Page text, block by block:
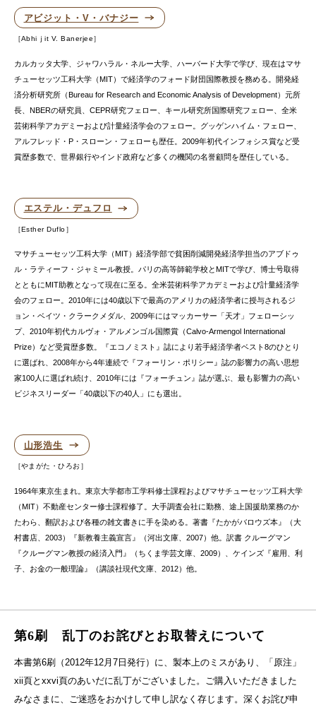
アビジット・V・バナジー
Abhiｊit V. Banerjee
カルカッタ大学、ジャワハラル・ネルー大学、ハーバード大学で学び、現在はマサ
チューセッツ工科大学（MIT）で経済学のフォード財団国際教授を務める。開発経
済分析研究所（Bureau for Research and Economic Analysis of Development）元所
長、NBERの研究員、CEPR研究フェロー、キール研究所国際研究フェロー、全米
芸術科学アカデミーおよび計量経済学会のフェロー。グッゲンハイム・フェロー、
アルフレッド・P・スローン・フェローも歴任。2009年初代インフォシス賞など受
賞歴多数で、世界銀行やインド政府など多くの機関の名誉顧問を歴任している。
エステル・デュフロ
Esther Duflo
マサチューセッツ工科大学（MIT）経済学部で貧困削減開発経済学担当のアブドゥ
ル・ラティーフ・ジャミール教授。パリの高等師範学校とMITで学び、博士号取得
とともにMIT助教となって現在に至る。全米芸術科学アカデミーおよび計量経済学
会のフェロー。2010年には40歳以下で最高のアメリカの経済学者に授与されるジ
ョン・ベイツ・クラークメダル、2009年にはマッカーサー「天才」フェローシッ
プ、2010年初代カルヴォ・アルメンゴル国際賞（Calvo-Armengol International
Prize）など受賞歴多数。『エコノミスト』誌により若手経済学者ベスト8のひとり
に選ばれ、2008年から4年連続で『フォーリン・ポリシー』誌の影響力の高い思想
家100人に選ばれ続け、2010年には『フォーチュン』誌が選ぶ、最も影響力の高い
ビジネスリーダー「40歳以下の40人」にも選出。
山形浩生
やまがた・ひろお
1964年東京生まれ。東京大学都市工学科修士課程およびマサチューセッツ工科大学
（MIT）不動産センター修士課程修了。大手調査会社に勤務、途上国援助業務のか
たわら、翻訳および各種の雑文書きに手を染める。著書『たかがバロウズ本』（大
村書店、2003）『新教養主義宣言』（河出文庫、2007）他。訳書 クルーグマン
『クルーグマン教授の経済入門』（ちくま学芸文庫、2009）、ケインズ『雇用、利
子、お金の一般理論』（講談社現代文庫、2012）他。
第6刷 乱丁のお詫びとお取替えについて
本書第6刷（2012年12月7日発行）に、製本上のミスがあり、「原注」
xii頁とxxvi頁のあいだに乱丁がございました。ご購入いただきました
みなさまに、ご迷惑をおかけして申し訳なく存じます。深くお詫び申